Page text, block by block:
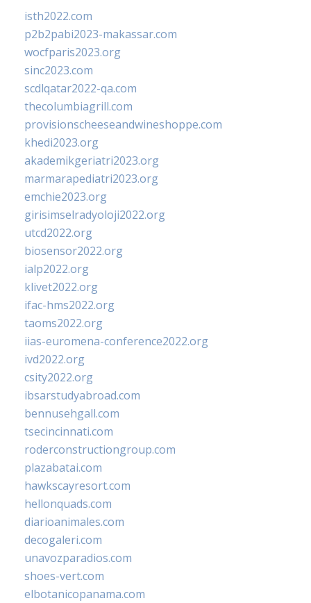
isth2022.com
p2b2pabi2023-makassar.com
wocfparis2023.org
sinc2023.com
scdlqatar2022-qa.com
thecolumbiagrill.com
provisionscheeseandwineshoppe.com
khedi2023.org
akademikgeriatri2023.org
marmarapediatri2023.org
emchie2023.org
girisimselradyoloji2022.org
utcd2022.org
biosensor2022.org
ialp2022.org
klivet2022.org
ifac-hms2022.org
taoms2022.org
iias-euromena-conference2022.org
ivd2022.org
csity2022.org
ibsarstudyabroad.com
bennusehgall.com
tsecincinnati.com
roderconstructiongroup.com
plazabatai.com
hawkscayresort.com
hellonquads.com
diarioanimales.com
decogaleri.com
unavozparadios.com
shoes-vert.com
elbotanicopanama.com